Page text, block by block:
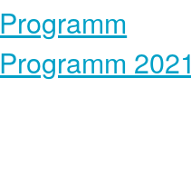
Programm
Programm 2021